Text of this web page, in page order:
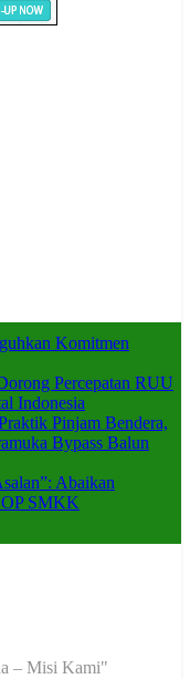
Komitmen
Percepatan RUU
Indonesia
Pinjam Bendera,
Bypass Balun
Abaikan
SMKK
– Misi Kami"